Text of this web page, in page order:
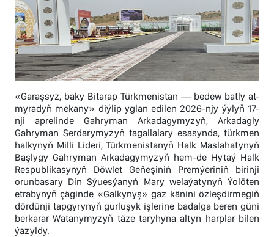
«Garaşsyz, baky Bitarap Türkmenistan — bedew batly at-
myradyň mekany» diýlip yglan edilen 2026-njy ýylyň 17-
nji aprelinde Gahryman Arkadagymyzyň, Arkadagly
Gahryman Serdarymyzyň tagallalary esasynda, türkmen
halkynyň Milli Lideri, Türkmenistanyň Halk Maslahatynyň
Başlygy Gahryman Arkadagymyzyň hem-de Hytaý Halk
Respublikasynyň Döwlet Geňeşiniň Premýeriniň birinji
orunbasary Din Sýuesýanyň Mary welaýatynyň Ýolöten
etrabynyň çäginde «Galkynyş» gaz känini özleşdirmegiň
dördünji tapgyrynyň gurluşyk işlerine badalga beren güni
berkarar Watanymyzyň täze taryhyna altyn harplar bilen
ýazyldy.